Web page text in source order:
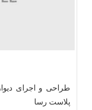
طراحی و اجرای
پلاست رسا